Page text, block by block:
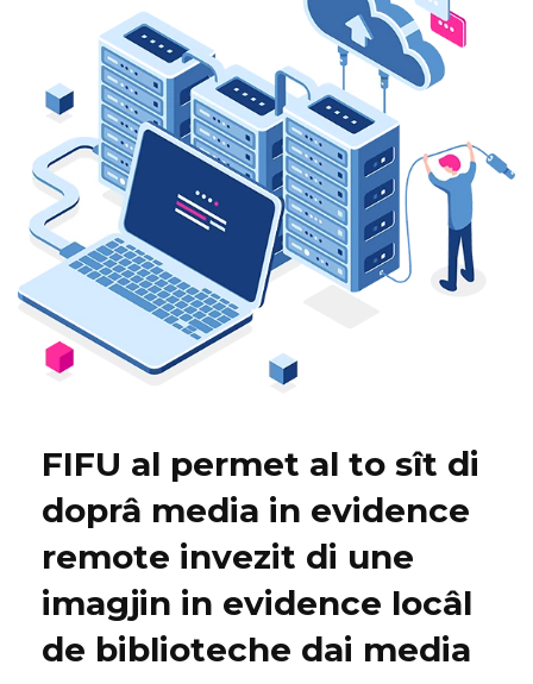
FIFU al permet al to sît di
doprâ media in evidence
remote invezit di une
imagjin in evidence locâl
de biblioteche dai media